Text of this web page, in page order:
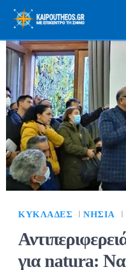
ΚΥΚΛΆΔΕΣ ΝΗΣΙΆ
για natura: